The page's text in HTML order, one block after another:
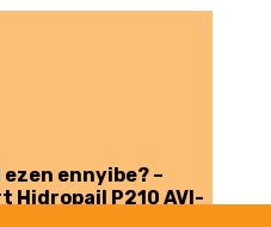
ennyibe? –
Hidropail P210 AVI-